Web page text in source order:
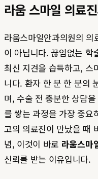
라움 스마일 의료
라움스마일안과의원의
이 아닙니다. 끊임없는 학
최신 지견을 습득하고, 스
니다. 환자 한 분 한 분의
며, 수술 전 충분한 상담
를 쌓는 과정을 가장 중요
고의 의료진이 만났을 때
념, 이것이 바로 라움스마
신뢰를 받는 이유입니다.